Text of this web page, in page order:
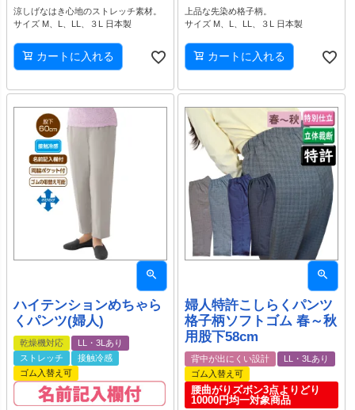
涼しげなはき心地のストレッチ素材。
サイズ M、L、LL、３L 日本製
カートに入れる
上品な先染め格子柄。
サイズ M、L、LL、３L 日本製
カートに入れる
ハイテンションめちゃら
くパンツ(婦人)
乾燥機対応
LL・3Lあり
ストレッチ
接触冷感
ゴム入替え可
婦人特許こしらくパンツ
格子柄ソフトゴム 春～秋
用股下58cm
背中が出にくい設計
LL・3Lあり
ゴム入替え可
腰曲がりズボン3点よりどり
10000円均一対象商品